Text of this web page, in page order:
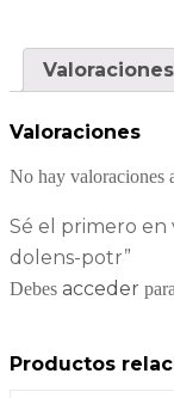
Valoraciones
No hay valoraciones
Sé el primero en
dolens-potr”
Debes acceder
Productos